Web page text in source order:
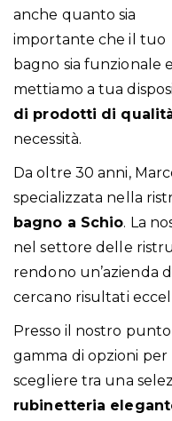
anche quanto sia
importante che il tuo
bagno sia funzionale
mettiamo a tua
di prodotti di
necessità.
Da oltre 30 anni,
specializzata nella
bagno a Schio. La
nel settore delle
rendono un’azienda
cercano risultati
Presso il nostro
gamma di opzioni per
scegliere tra una
rubinetteria